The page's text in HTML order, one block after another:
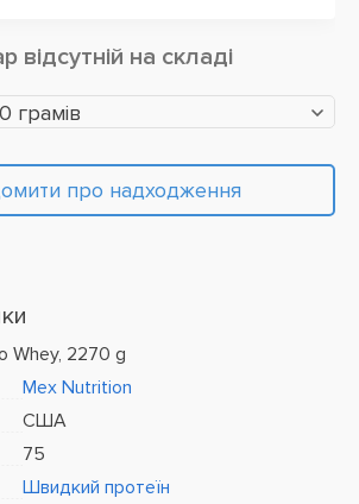
відсутній на складі
грамів
про надходження
Whey, 2270 g
Mex Nutrition
США
75
Швидкий протеїн